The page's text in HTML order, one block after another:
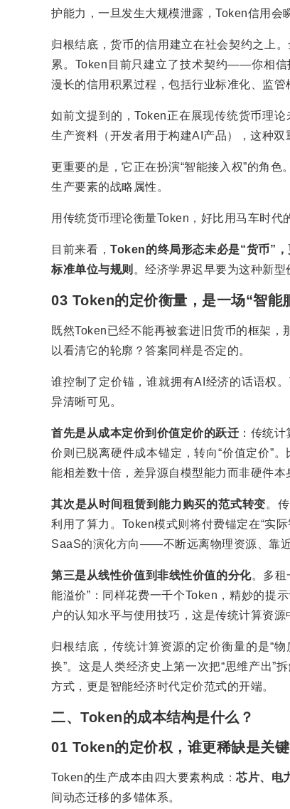
护能力，一旦发生大规模泄露，Token信用会
归根结底，货币的信用建立在社会契约之上
累。Token目前只建立了技术契约——你相信
漫长的信用积累过程，包括行业标准化、监管
如前文提到的，Token正在展现传统货币理
生产资料（开发者用于构建AI产品），这种双
更重要的是，它正在扮演“智能接入权”的角
生产要素的战略属性。
用传统货币理论衡量Token，好比用马车时代
目前来看，Token的终局形态未必是“货币”
标准单位与规则 。经济学界迟早要为这种新型
03 Token的定价衡量，是一场“智能
既然Token已经不能再被套进旧货币的框架，
以看清它的轮廓？答案同样是否定的。
谁控制了定价锚，谁就拥有AI经济的话语权
异清晰可见。
首先是从成本定价到价值定价的跃迁 ：传统
价则已脱离硬件成本锚定，转向“价值定价”
能相差数十倍，差异源自模型能力而非硬件本
其次是从时间租赁到能力购买的范式转变。
利用了算力。Token模式则将付费锚定在“实
SaaS的演化方向——不断远离物理资源、靠近
第三是从线性价值到非线性价值的分化。多租
能溢价”：同样花费一千个Token，精妙的提
户的认知水平与使用技巧，这是传统计算资源
归根结底，传统计算资源的定价衡量的是“
换”。这是人类经济史上第一次把“思维产出”
方式，更是智能经济时代定价范式的开端。
二、Token的成本结构是什么？
01 Token的定价权，谁更稀缺是关键
Token的生产成本由四大要素构成：芯片、电
间动态迁移的多锚体系。